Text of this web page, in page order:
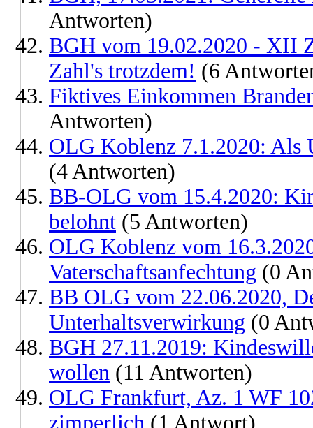
Antworten)
BGH vom 19.02.2020 - XII
Zahl's trotzdem! (6
Fiktives Einkommen
Antworten)
OLG Koblenz 7.1.2020: Als
(4 Antworten)
BB-OLG vom 15.4.2020:
belohnt (5 Antworten)
OLG Koblenz vom
Vaterschaftsanfechtung (0
BB OLG vom 22.06.2020,
Unterhaltsverwirkung (0
BGH 27.11.2019:
wollen (11 Antworten)
OLG Frankfurt, Az. 1 WF
zimperlich (1 Antwort)